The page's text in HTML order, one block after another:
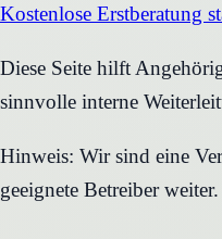
Kostenlose Erstberatung
Diese Seite hilft
sinnvolle interne
Hinweis: Wir sind eine
geeignete Betreiber